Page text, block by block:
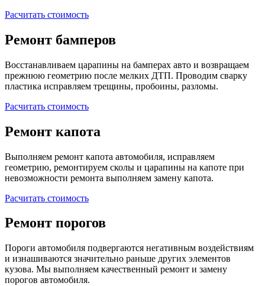
Расчитать стоимость
Ремонт бамперов
Восстанавливаем царапины на бамперах авто и возвращаем
прежнюю геометрию после мелких ДТП. Проводим сварку
пластика исправляем трещины, пробоины, разломы.
Расчитать стоимость
Ремонт капота
Выполняем ремонт капота автомобиля, исправляем
геометрию, ремонтируем сколы и царапины на капоте при
невозможности ремонта выполняем замену капота.
Расчитать стоимость
Ремонт порогов
Пороги автомобиля подвергаются негативным воздействиям
и изнашиваются значительно раньше других элементов
кузова. Мы выполняем качественный ремонт и замену
порогов автомобиля.